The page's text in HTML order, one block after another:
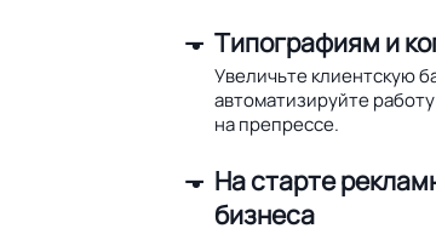
Типографиям и
Увеличьте клиентскую
автоматизируйте
на препрессе.
На старте
бизнеса